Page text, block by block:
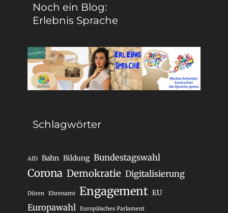
Noch ein Blog:
Erlebnis Sprache
Schlagwörter
AfD Bahn Bildung Bundestagswahl
Corona Demokratie Digitalisierung
Düren Ehrenamt Engagement EU
Europawahl Europäisches Parlament